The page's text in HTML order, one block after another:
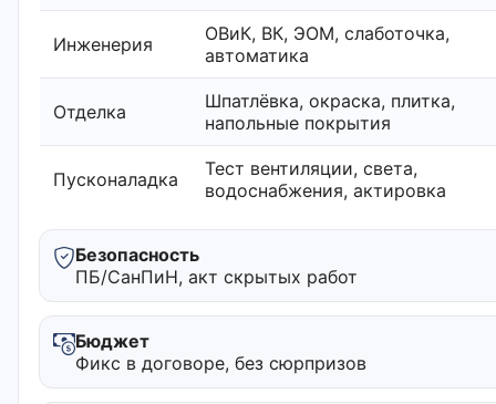
Инженерия
ОВиК, ВК, ЭОМ, слаботочка,
автоматика
Отделка
Шпатлёвка, окраска, плитка,
напольные покрытия
Пусконаладка
Тест вентиляции, света,
водоснабжения, актировка
Безопасность
ПБ/СанПиН, акт скрытых работ
Бюджет
Фикс в договоре, без сюрпризов